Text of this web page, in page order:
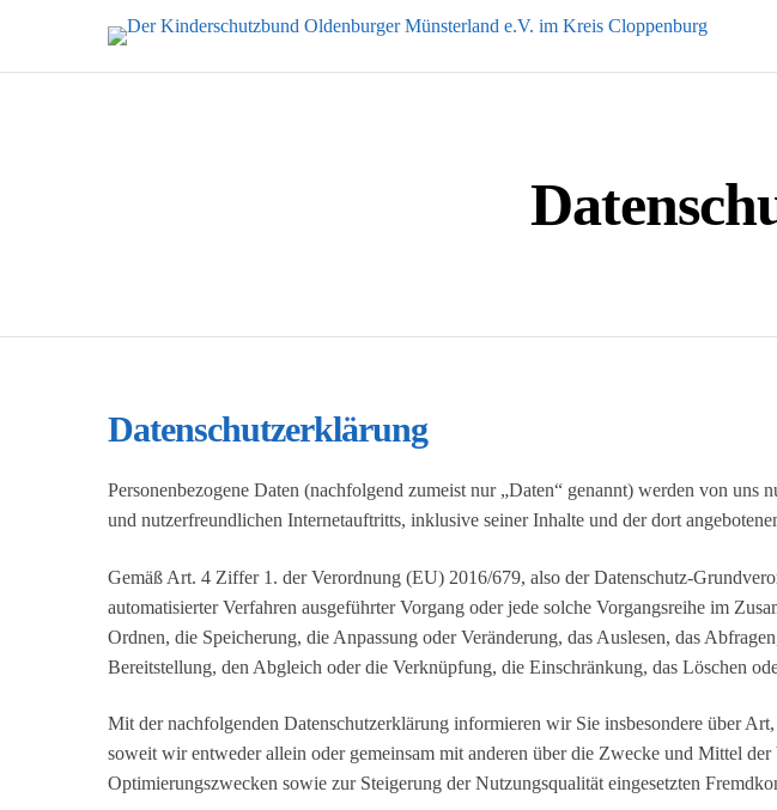
Datenschutzerklärung
Personenbezogene Daten (nachfolgend zumeist nur „Daten“ genannt) werden von
und nutzerfreundlichen Internetauftritts, inklusive seiner Inhalte und der dort
Gemäß Art. 4 Ziffer 1. der Verordnung (EU) 2016/679, also der Datenschutz-
automatisierter Verfahren ausgeführter Vorgang oder jede solche Vorgangsreihe im
Ordnen, die Speicherung, die Anpassung oder Veränderung, das Auslesen, das
Bereitstellung, den Abgleich oder die Verknüpfung, die Einschränkung, das Löschen
Mit der nachfolgenden Datenschutzerklärung informieren wir Sie insbesondere über
soweit wir entweder allein oder gemeinsam mit anderen über die Zwecke und Mittel
Optimierungszwecken sowie zur Steigerung der Nutzungsqualität eingesetzten